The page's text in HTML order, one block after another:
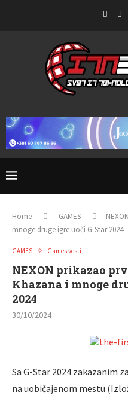
Home GAMES
mnoge druge igre uoči G-Star 2024
GAMES Games vesti
NEXON prikazao
Khazana i mnoge
2024
30/10/2024
Sa G-Star 2024 zakazanim
na uobičajenom mestu